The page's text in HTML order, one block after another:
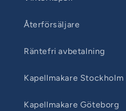
Återförsäljare
Räntefri avbetalning
Kapellmakare Stockholm
Kapellmakare Göteborg